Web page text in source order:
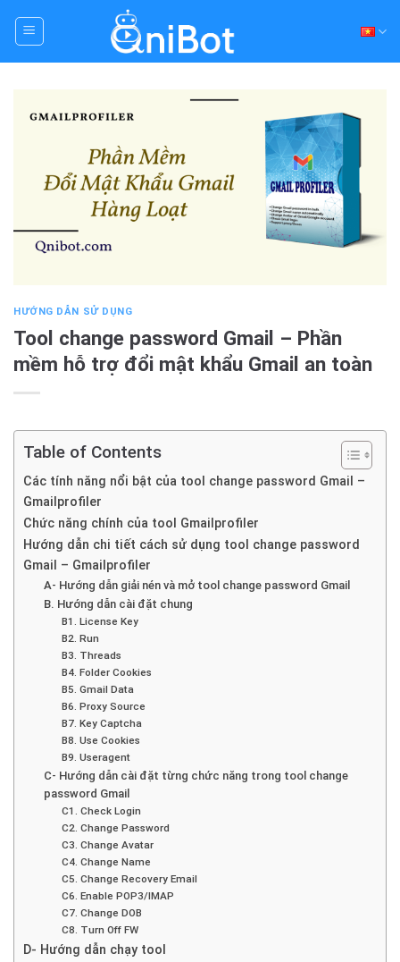
HƯỚNG DẪN SỬ DỤNG
Tool change password Gmail – Phần
mềm hỗ trợ đổi mật khẩu Gmail an toàn
Table of Contents
Các tính năng nổi bật của tool change password Gmail –
Gmailprofiler
Chức năng chính của tool Gmailprofiler
Hướng dẫn chi tiết cách sử dụng tool change password
Gmail – Gmailprofiler
A- Hướng dẫn giải nén và mở tool change password Gmail
B. Hướng dẫn cài đặt chung
B1. License Key
B2. Run
B3. Threads
B4. Folder Cookies
B5. Gmail Data
B6. Proxy Source
B7. Key Captcha
B8. Use Cookies
B9. Useragent
C- Hướng dẫn cài đặt từng chức năng trong tool change
password Gmail
C1. Check Login
C2. Change Password
C3. Change Avatar
C4. Change Name
C5. Change Recovery Email
C6. Enable POP3/IMAP
C7. Change DOB
C8. Turn Off FW
D- Hướng dẫn chạy tool